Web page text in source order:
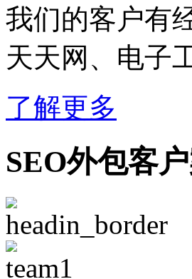
我们的客户有
天天网、电子
了解更多
SEO外包客